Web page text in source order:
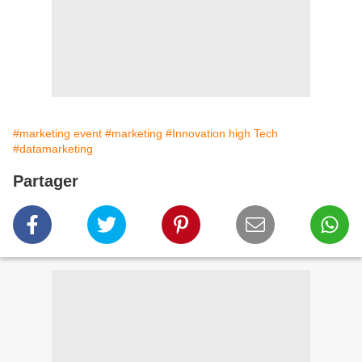
#marketing event #marketing #Innovation high Tech
#datamarketing
Partager